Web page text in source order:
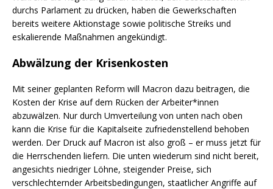
durchs Parlament zu drücken, haben die Gewerkschaften
bereits weitere Aktionstage sowie politische Streiks und
eskalierende Maßnahmen angekündigt.
Abwälzung der Krisenkosten
Mit seiner geplanten Reform will Macron dazu beitragen, die
Kosten der Krise auf dem Rücken der Arbeiter*innen
abzuwälzen. Nur durch Umverteilung von unten nach oben
kann die Krise für die Kapitalseite zufriedenstellend behoben
werden. Der Druck auf Macron ist also groß – er muss jetzt für
die Herrschenden liefern. Die unten wiederum sind nicht bereit,
angesichts niedriger Löhne, steigender Preise, sich
verschlechternder Arbeitsbedingungen, staatlicher Angriffe auf